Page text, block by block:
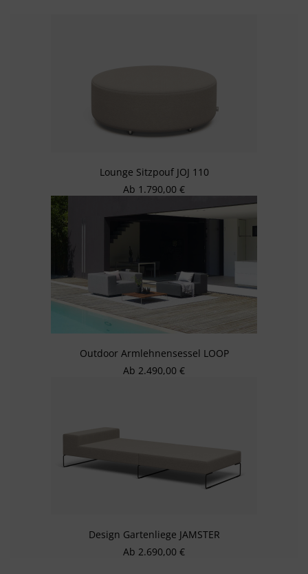
Lounge Sitzpouf JOJ 110
Regulärer Preis:
Ab 1.790,00 €
Outdoor Armlehnensessel LOOP
Regulärer Preis:
Ab 2.490,00 €
Design Gartenliege JAMSTER
Regulärer Preis:
Ab 2.690,00 €